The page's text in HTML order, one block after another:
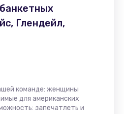
Глендейл,
команде: женщины
для американских
запечатлеть и